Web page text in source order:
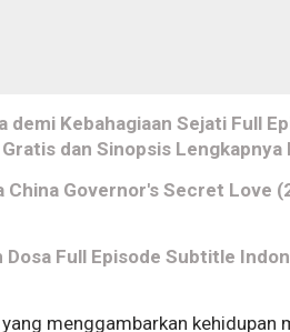
demi Kebahagiaan Sejati Full
dan Sinopsis Lengkapnya
China Governor's Secret Love
Full Episode Subtitle
menggambarkan kehidupan